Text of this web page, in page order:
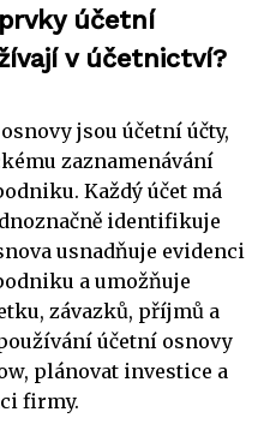
účetní
v účetnictví?
jsou účetní účty,
zaznamenávání
Každý účet má
identifikuje
usnadňuje evidenci
a umožňuje
závazků, příjmů a
účetní osnovy
plánovat investice a
firmy.